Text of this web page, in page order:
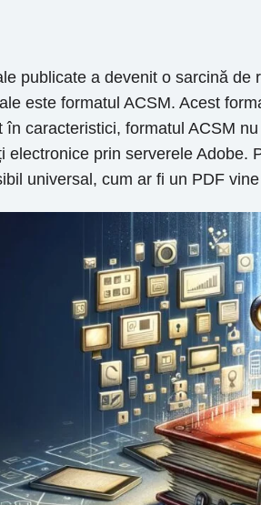
publicate a devenit o sarcină
este formatul ACSM. Acest
caracteristici, formatul ACSM
prin serverele Adobe.
universal, cum ar fi un PDF